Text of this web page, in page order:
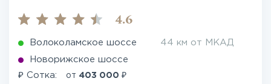
4.6
Волоколамское шоссе 44 км от МКАД
Новорижское шоссе
₽ Сотка: от 403 000 ₽